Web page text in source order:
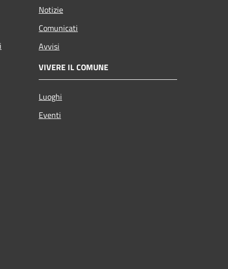
Notizie
Comunicati
Avvisi
VIVERE IL COMUNE
Luoghi
Eventi